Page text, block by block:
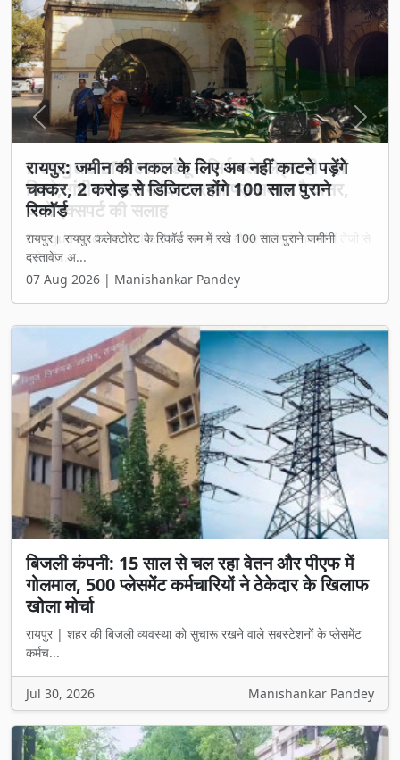
रायपुर: जमीन की नकल के लिए अब नहीं काटने पड़ेंगे
चक्कर, 2 करोड़ से डिजिटल होंगे 100 साल पुराने
रिकॉर्ड
रायपुर। रायपुर कलेक्टोरेट के रिकॉर्ड रूम में रखे 100 साल पुराने जमीनी
दस्तावेज अ...
07 Aug 2026 | Manishankar Pandey
Previous Next
बिजली कंपनी: 15 साल से चल रहा वेतन और पीएफ में
गोलमाल, 500 प्लेसमेंट कर्मचारियों ने ठेकेदार के खिलाफ
खोला मोर्चा
रायपुर | शहर की बिजली व्यवस्था को सुचारू रखने वाले सबस्टेशनों के प्लेसमेंट
कर्मच...
Jul 30, 2026 Manishankar Pandey